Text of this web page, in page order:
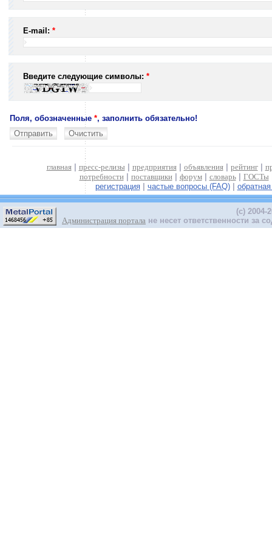
E-mail: *
Введите следующие символы: *
Поля, обозначенные *, заполнить обязательно!
главная| пресс-релизы предприятия| объявления| рейтинг|
потребности| поставщики| форум| словарь| ГОСТы
регистрация| частые вопросы (FAQ)|
(c) 2004-
Администрация портала не несет ответственности за